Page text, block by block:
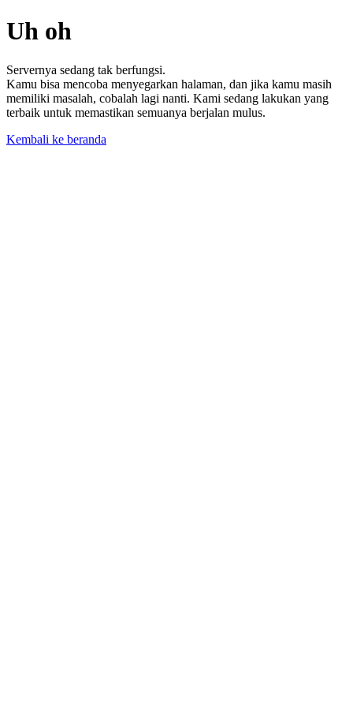
Uh oh
Servernya sedang tak berfungsi.
Kamu bisa mencoba menyegarkan halaman, dan jika kamu masih
memiliki masalah, cobalah lagi nanti. Kami sedang lakukan yang
terbaik untuk memastikan semuanya berjalan mulus.
Kembali ke beranda